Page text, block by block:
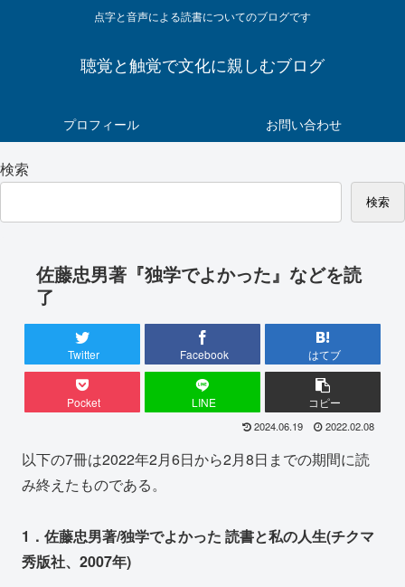
点字と音声による読書についてのブログです
聴覚と触覚で文化に親しむブログ
プロフィール お問い合わせ
検索
検索
佐藤忠男著『独学でよかった』などを読
了
Twitter Facebook はてブ
Pocket LINE コピー
2024.06.19 2022.02.08
以下の7冊は2022年2月6日から2月8日までの期間に読
み終えたものである。
1．佐藤忠男著/独学でよかった 読書と私の人生(チクマ
秀版社、2007年)